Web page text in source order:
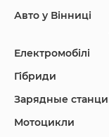
Авто у Вінниці
Електромобілі
Гібриди
Зарядные
Мотоцикли